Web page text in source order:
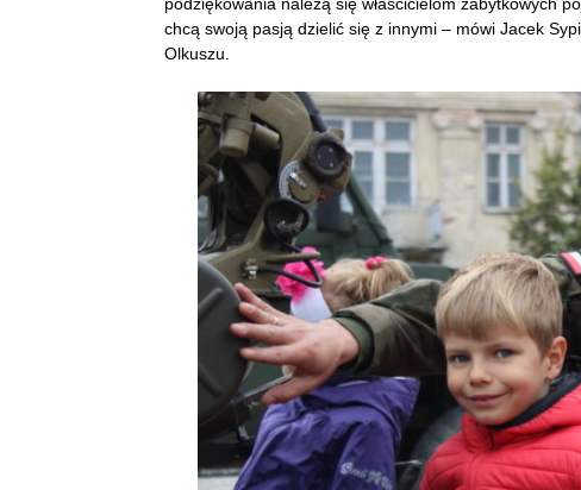
podziękowania należą się właścicielom zabytkowych
chcą swoją pasją dzielić się z innymi – mówi Jacek
Olkuszu.